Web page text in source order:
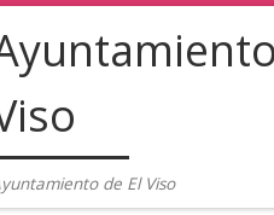
de El Viso